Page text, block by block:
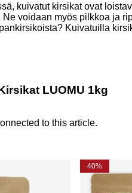
kuivatut kirsikat ovat
voidaan myös pilkkoa ja
Kuivatuilla
LUOMU 1kg
to this article.
40%